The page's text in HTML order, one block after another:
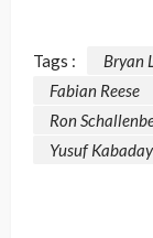
Tags : Bryan
Fabian Reese
Ron
Yusuf